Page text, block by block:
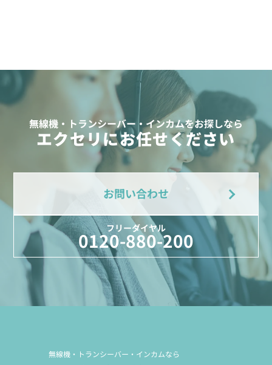
無線機・トランシーバー・インカムをお探しなら
エクセリにお任せください
お問い合わせ
フリーダイヤル
0120-880-200
無線機・トランシーバー・インカムなら